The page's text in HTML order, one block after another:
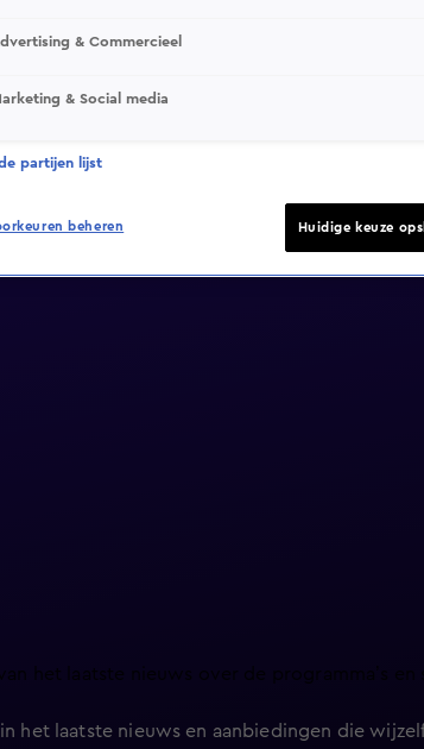
het laatste nieuws over de programma’s en
het laatste nieuws en aanbiedingen die
& Commercieel
& Social media
partijen lijst
beheren Huidige keuze